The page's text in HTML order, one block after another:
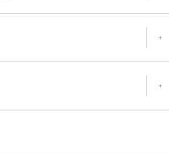
が便利になり